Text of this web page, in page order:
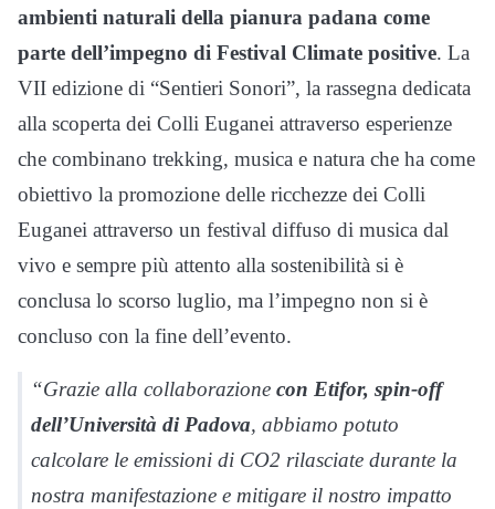
ambienti naturali della pianura padana come
parte dell’impegno di Festival Climate positive. La
VII edizione di “Sentieri Sonori”, la rassegna dedicata
alla scoperta dei Colli Euganei attraverso esperienze
che combinano trekking, musica e natura che ha come
obiettivo la promozione delle ricchezze dei Colli
Euganei attraverso un festival diffuso di musica dal
vivo e sempre più attento alla sostenibilità si è
conclusa lo scorso luglio, ma l’impegno non si è
concluso con la fine dell’evento.
“Grazie alla collaborazione con Etifor, spin-off
dell’Università di Padova, abbiamo potuto
calcolare le emissioni di CO2 rilasciate durante la
nostra manifestazione e mitigare il nostro impatto